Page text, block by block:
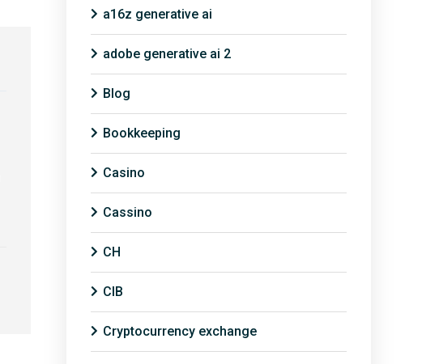
a16z generative ai
adobe generative ai 2
Blog
Bookkeeping
Casino
Cassino
CH
CIB
Cryptocurrency exchange